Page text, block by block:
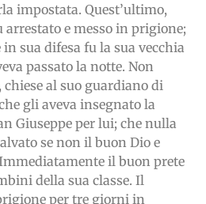
impostata. Quest’ultimo,
arrestato e messo in prigione;
sua difesa fu la sua vecchia
passato la notte. Non
al suo guardiano di
gli aveva insegnato la
Giuseppe per lui; che nulla
se non il buon Dio e
il buon prete
della sua classe. Il
per tre giorni in